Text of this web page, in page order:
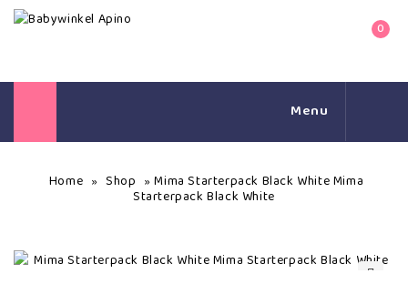
0
Menu
Home » Shop »Mima Starterpack Black White Mima
Starterpack Black White